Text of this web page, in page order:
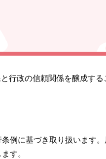
行政の信頼関係を醸成する
例に基づき取り扱います
す。